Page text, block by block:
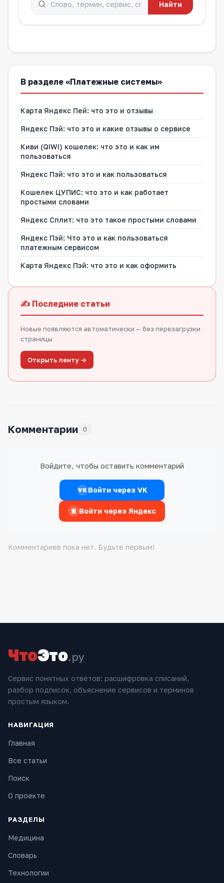
Найти
В разделе «Платежные системы»
Карта Яндекс Пей: что это и отзывы
Яндекс Пэй: что это и какие отзывы о сервисе
Киви (QIWI) кошелек: что это и как им
пользоваться
Яндекс Пэй: что это и как пользоваться
Кошелек ЦУПИС: что это и как работает
простыми словами
Яндекс Сплит: что это такое простыми словами
Яндекс Пэй: Что это и как пользоваться
платежным сервисом
Карта Яндекс Пэй: что это и как оформить
✍️ Последние статьи
Новые появляются автоматически — без перезагрузки
страницы
Открыть ленту →
Комментарии 0
Войдите, чтобы оставить комментарий
VKВойти через VK
Я Войти через Яндекс
Комментариев пока нет. Будьте первым!
ЧтоЭто.ру
Сервис понятных ответов: расшифровка списаний,
разбор подписок, объяснение сервисов и терминов
простым языком.
НАВИГАЦИЯ
Главная
Все статьи
Поиск
О проекте
РАЗДЕЛЫ
Медицина
Словарь
Технологии